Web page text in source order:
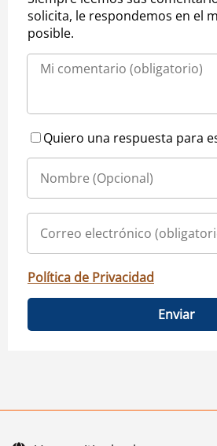
solicita, le respondemos en el
posible.
Quiero una respuesta para
Política de Privacidad
Enviar